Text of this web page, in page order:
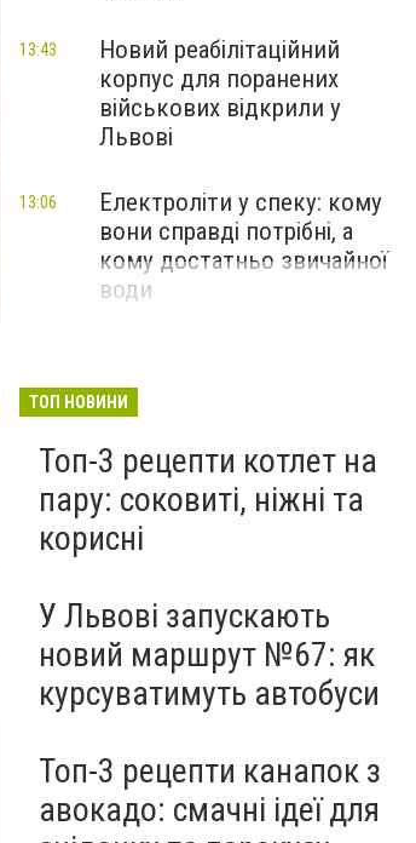
Новий реабілітаційний
корпус для поранених
військових відкрили у
Львові
13:43
Електроліти у спеку: кому
вони справді потрібні, а
кому достатньо звичайної
води
13:06
ТОП НОВИНИ
Топ-3 рецепти котлет на
пару: соковиті, ніжні та
корисні
У Львові запускають
новий маршрут №67: як
курсуватимуть автобуси
Топ-3 рецепти канапок з
авокадо: смачні ідеї для